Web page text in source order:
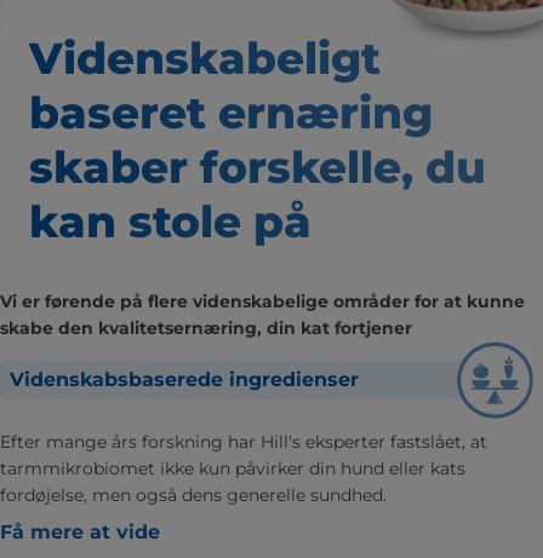
Videnskabeligt
baseret ernæring
skaber forskelle, du
kan stole på
Vi er førende på flere videnskabelige områder for at kunne
skabe den kvalitetsernæring, din kat fortjener
Videnskabsbaserede ingredienser
Efter mange års forskning har Hill's eksperter fastslået, at
tarmmikrobiomet ikke kun påvirker din hund eller kats
fordøjelse, men også dens generelle sundhed.
Få mere at vide